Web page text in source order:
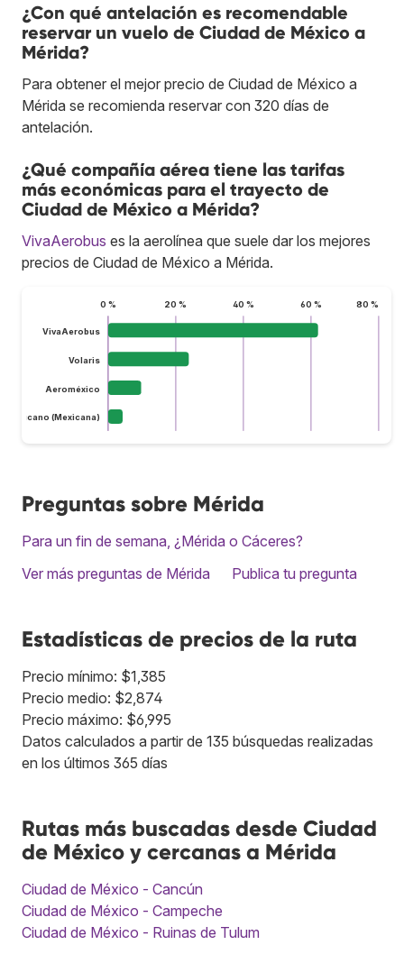
¿Con qué antelación es recomendable
reservar un vuelo de Ciudad de México a
Mérida?
Para obtener el mejor precio de Ciudad de México a
Mérida se recomienda reservar con 320 días de
antelación.
¿Qué compañía aérea tiene las tarifas
más económicas para el trayecto de
Ciudad de México a Mérida?
VivaAerobus es la aerolínea que suele dar los mejores
precios de Ciudad de México a Mérida.
0 % 20 % 40 % 60 % 80 %
VivaAerobus
Volaris
Aeroméxico
Mexicano (Mexicana)
Preguntas sobre Mérida
Para un fin de semana, ¿Mérida o Cáceres?
Ver más preguntas de Mérida
Publica tu pregunta
Estadísticas de precios de la ruta
Precio mínimo: $1,385
Precio medio: $2,874
Precio máximo: $6,995
Datos calculados a partir de 135 búsquedas realizadas
en los últimos 365 días
Rutas más buscadas desde Ciudad
de México y cercanas a Mérida
Ciudad de México - Cancún
Ciudad de México - Campeche
Ciudad de México - Ruinas de Tulum